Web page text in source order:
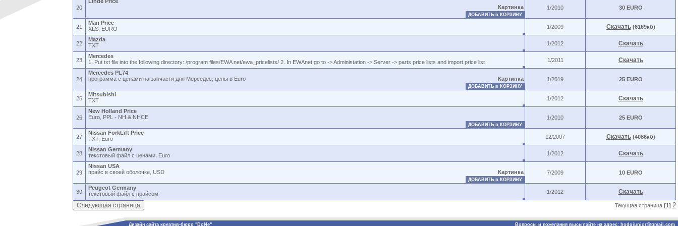
20
Картинка
ДОБАВИТЬ в КОРЗИНУ
1/2010 30 EURO
21
Man Price
XLS, EURO
1/2009 Скачать(6169кб)
22
Mazda
TXT
1/2012 Скачать
23
Mercedes
1. Put txt file into the following directory: /program files/EWA net/ewa_pricelists/ 2. In EWAnet go to -> Administation -> Server -> parts price lists and import price list
1/2011 Скачать
24
Mercedes PL74
программа с ценами на запчасти для Мерседес, цены в Euro
Картинка
ДОБАВИТЬ в КОРЗИНУ
1/2019 25 EURO
25
Mitsubishi
TXT
1/2012 Скачать
26
New Holland Price
Euro, PPL - NH & NHCE
ДОБАВИТЬ в КОРЗИНУ
1/2010 25 EURO
27
Nissan ForkLift Price
TXT, Euro
12/2007 Скачать(4086кб)
28
Nissan Germany
текстовый файл с ценами, Euro
1/2012 Скачать
29
Nissan USA
прайс в своей оболочке, USD
Картинка
ДОБАВИТЬ в КОРЗИНУ
7/2009 10 EURO
30
Peugeot Germany
текстовый файл с прайсом
1/2012 Скачать
Текущая страница [1] 2
Дизайн сайта креатив-бюро "DoNe" Вопросы и пожелания высылайте на адрес: hodgjunior@gmail.com